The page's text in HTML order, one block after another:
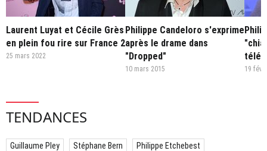
Laurent Luyat et Cécile Grès
en plein fou rire sur France 2
25 mars 2022
Philippe Candeloro s'exprime
après le drame dans
"Dropped"
10 mars 2015 19
TENDANCES
Guillaume Pley Stéphane Bern Philippe Etchebest